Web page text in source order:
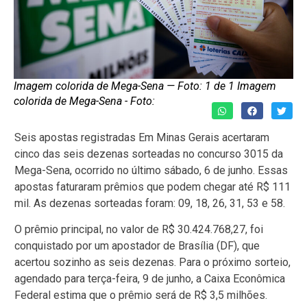
Imagem colorida de Mega-Sena — Foto: 1 de 1 Imagem
colorida de Mega-Sena - Foto:
Seis apostas registradas Em Minas Gerais acertaram
cinco das seis dezenas sorteadas no concurso 3015 da
Mega-Sena, ocorrido no último sábado, 6 de junho. Essas
apostas faturaram prêmios que podem chegar até R$ 111
mil. As dezenas sorteadas foram: 09, 18, 26, 31, 53 e 58.
O prêmio principal, no valor de R$ 30.424.768,27, foi
conquistado por um apostador de Brasília (DF), que
acertou sozinho as seis dezenas. Para o próximo sorteio,
agendado para terça-feira, 9 de junho, a Caixa Econômica
Federal estima que o prêmio será de R$ 3,5 milhões.